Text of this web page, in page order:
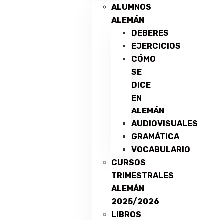
ALUMNOS
ALEMÁN
DEBERES
EJERCICIOS
CÓMO
SE
DICE
EN
ALEMÁN
AUDIOVISUALES
GRAMÁTICA
VOCABULARIO
CURSOS
TRIMESTRALES
ALEMÁN
2025/2026
LIBROS